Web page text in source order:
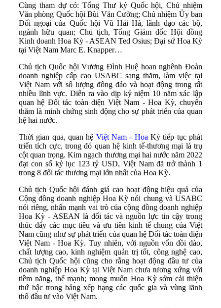
Cùng tham dự có: Tổng Thư ký Quốc hội, Chủ nhiệm
Văn phòng Quốc hội Bùi Văn Cường; Chủ nhiệm Ủy ban
Đối ngoại của Quốc hội Vũ Hải Hà, lãnh đạo các bộ,
ngành hữu quan; Chủ tịch, Tổng Giám đốc Hội đồng
Kinh doanh Hoa Kỳ - ASEAN Ted Osius; Đại sứ Hoa Kỳ
tại Việt Nam Marc E. Knapper…
Chủ tịch Quốc hội Vương Đình Huệ hoan nghênh Đoàn
doanh nghiệp cấp cao USABC sang thăm, làm việc tại
Việt Nam với số lượng đông đảo và hoạt động trong rất
nhiều lĩnh vực. Diễn ra vào dịp kỷ niệm 10 năm xác lập
quan hệ Đối tác toàn diện Việt Nam - Hoa Kỳ, chuyến
thăm là minh chứng sinh động cho sự phát triển của quan
hệ hai nước.
Thời gian qua, quan hệ Việt Nam - Hoa Kỳ tiếp tục phát
triển tích cực, trong đó quan hệ kinh tế-thương mại là trụ
cột quan trọng. Kim ngạch thương mại hai nước năm 2022
đạt con số kỷ lục 123 tỷ USD, Việt Nam đã trở thành 1
trong 8 đối tác thương mại lớn nhất của Hoa Kỳ.
Chủ tịch Quốc hội đánh giá cao hoạt động hiệu quả của
Cộng đồng doanh nghiệp Hoa Kỳ nói chung và USABC
nói riêng, nhấn mạnh vai trò của cộng đồng doanh nghiệp
Hoa Kỳ - ASEAN là đối tác và nguồn lực tin cậy trong
thúc đẩy các mục tiêu và ưu tiên kinh tế chung của Việt
Nam cũng như sự phát triển của quan hệ Đối tác toàn diện
Việt Nam - Hoa Kỳ. Tuy nhiên, với nguồn vốn dồi dào,
chất lượng cao, kinh nghiệm quản trị tốt, công nghệ cao,
Chủ tịch Quốc hội cũng cho rằng hoạt động đầu tư của
doanh nghiệp Hoa Kỳ tại Việt Nam chưa tương xứng với
tiềm năng, thế mạnh; mong muốn Hoa Kỳ sớm cải thiện
thứ bậc trong bảng xếp hạng các quốc gia và vùng lãnh
thổ đầu tư vào Việt Nam.